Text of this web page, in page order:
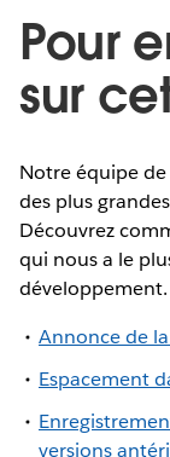
Pour
sur
Notre équipe
des plus
Découvrez
qui nous a le
développement.
Annonce de
Espacement
versions